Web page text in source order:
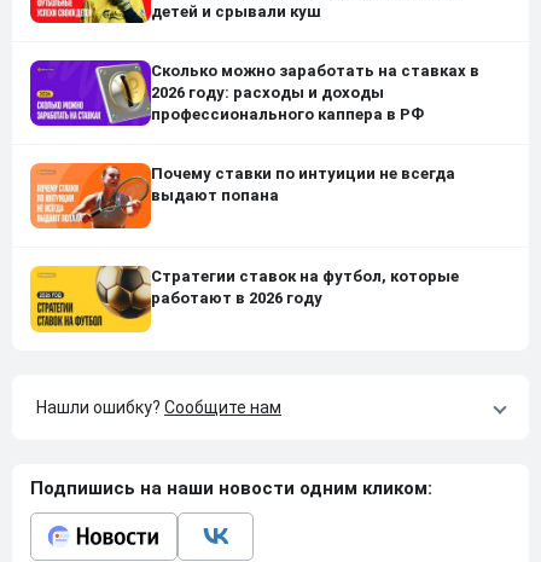
детей и срывали куш
Сколько можно заработать на ставках в
2026 году: расходы и доходы
профессионального каппера в РФ
Почему ставки по интуиции не всегда
выдают попана
Стратегии ставок на футбол, которые
работают в 2026 году
Нашли ошибку? Сообщите нам
Подпишись на наши новости одним кликом: